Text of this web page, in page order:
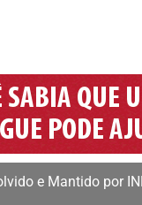
e Mantido por